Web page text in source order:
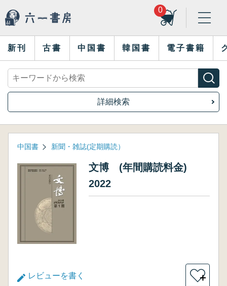
0
新刊 古書 中国書 韓国書 電子書籍
詳細検索
中国書 新聞・雑誌(定期購読）
文博 (年間購読料金)
2022
レビューを書く ＋